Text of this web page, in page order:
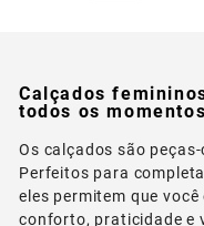
Calçados
todos os momentos
Os calçados são
Perfeitos para
eles permitem que
conforto, praticidade e